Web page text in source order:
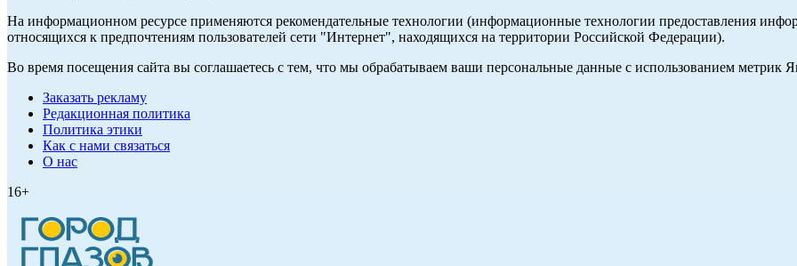
На информационном ресурсе применяются рекомендательные технологии (информационные технологии предоставления
относящихся к предпочтениям пользователей сети "Интернет", находящихся на территории Российской Федерации).
Во время посещения сайта вы соглашаетесь с тем, что мы обрабатываем ваши персональные данные с использованием метрик
Заказать рекламу
Редакционная политика
Политика этики
Как с нами связаться
О нас
16+